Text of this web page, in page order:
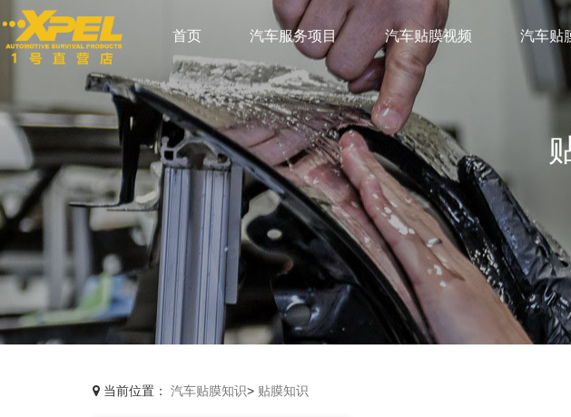
首页 汽车服务项目 汽车贴膜视频 汽车贴
当前位置： 汽车贴膜知识> 贴膜知识